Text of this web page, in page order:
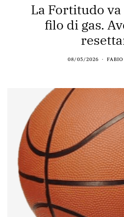
La Fortitudo
filo di gas.
08/05/2026